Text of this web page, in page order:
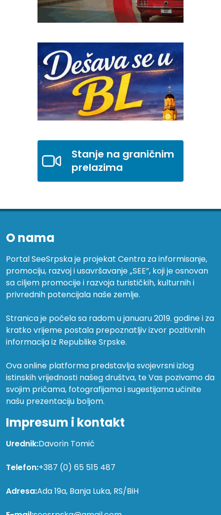
Stanje na graničnim
prelazima
O nama
Portal SeeSrpska je projekat Centra za informisanje,
promociju, razvoj i usavršavanje „SEE”, koji je osnovan
sa ciljem promocije i razvoja turističkih, kulturnih i
privrednih potencijala naše zemlje.
Stranica je počela sa radom u januaru 2019. godine i za
kratko vrijeme postala prepoznatljiv izvor pozitivnih
informacija iz Republike Srpske.
Ova online platforma predstavlja svojevrsni izlog
istinskih vrijednosti našeg društva, te Vas pozivamo da
svojim pričama, fotografijama i sugestijama učinite
našu prezentaciju boljom.
Impresum i kontakt
Urednik:Davorin Tomić
Telefon:+387 (0) 65 515 487
Adresa:Ada 19a, Banja Luka, RS/BiH